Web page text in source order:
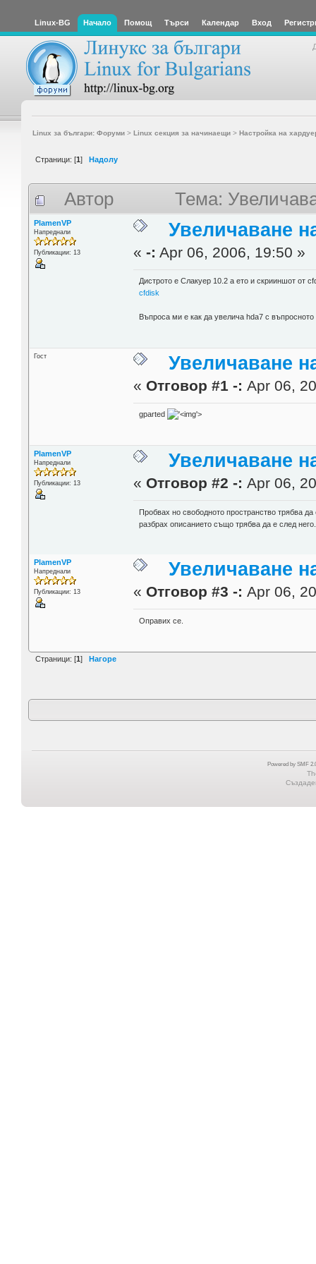
Linux-BG Начало Помощ Търси Календар Вход
Linux за българи: Форуми> Linux секция за начинаещи> Настройка на
Страници: [1] Надолу
Автор Тема:
PlamenVP
Напреднали
Публикации: 13
Увеличаване
«-: Apr 06, 2006, 19:50 »
Дистрото е Слакуер 10.2 а ето и скрииншот от
cfdisk
Въпроса ми е как да увелича hda7 с
Гост Увеличаване
« Отговор #1 -: Apr 06,
gparted '>
PlamenVP
Напреднали
Публикации: 13
Увеличаване
« Отговор #2 -: Apr 06,
Пробвах но свободното пространство трябва
разбрах описанието също трябва да е след него.
PlamenVP
Напреднали
Публикации: 13
Увеличаване
« Отговор #3 -: Apr 06,
Оправих се.
Страници: [1] Нагоре
Powered by SMF